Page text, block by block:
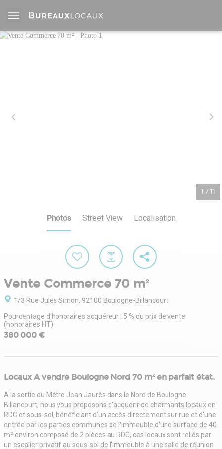
1 / 11
Photos Street View Localisation
Vente Commerce 70 m²
1/3 Rue Jules Simon, 92100 Boulogne-Billancourt
Pourcentage d'honoraires acquéreur : 5 % du prix de vente
(honoraires HT)
380 000 €
Locaux A vendre Boulogne Nord 70 m² en parfait état.
A la sortie du Métro Jean Jaurès dans le Nord de Boulogne
Billancourt, nous vous proposons d'acquérir de charmants locaux en
RDC et sous-sol, bénéficiant d'un accès directement sur rue et d'une
entrée par les parties communes de l'immeuble d'une surface de 40
m² environ composé de 2 pièces au RDC, ces locaux sont reliés par
un escalier privatif au sous-sol de l'immeuble à une salle de réunion